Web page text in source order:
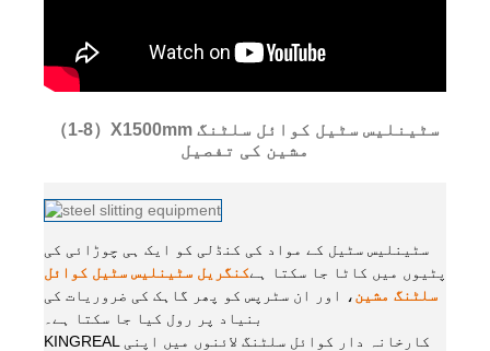
（1-8）X1500mm سٹینلیس سٹیل کوائل سلٹنگ
مشین کی تفصیل
سٹینلیس سٹیل کے مواد کی کنڈلی کو ایک ہی چوڑائی کی
پٹیوں میں کاٹا جا سکتا ہےکنگریل سٹینلیس سٹیل کوائل
سلٹنگ مشین، اور ان سٹرپس کو پھر گاہک کی ضروریات کی
بنیاد پر رول کیا جا سکتا ہے۔
KINGREAL کارخانہ دار کوائل سلٹنگ لائنوں میں اپنی